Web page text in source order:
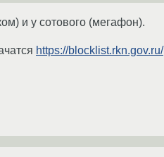
и у сотового (мегафон).
https://blocklist.rkn.gov.ru/